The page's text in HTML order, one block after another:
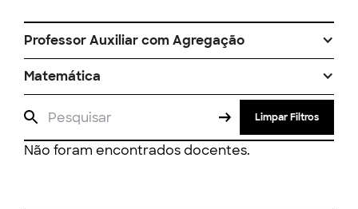
Professor Auxiliar com Agregação
Matemática
Limpar Filtros
Não foram encontrados docentes.